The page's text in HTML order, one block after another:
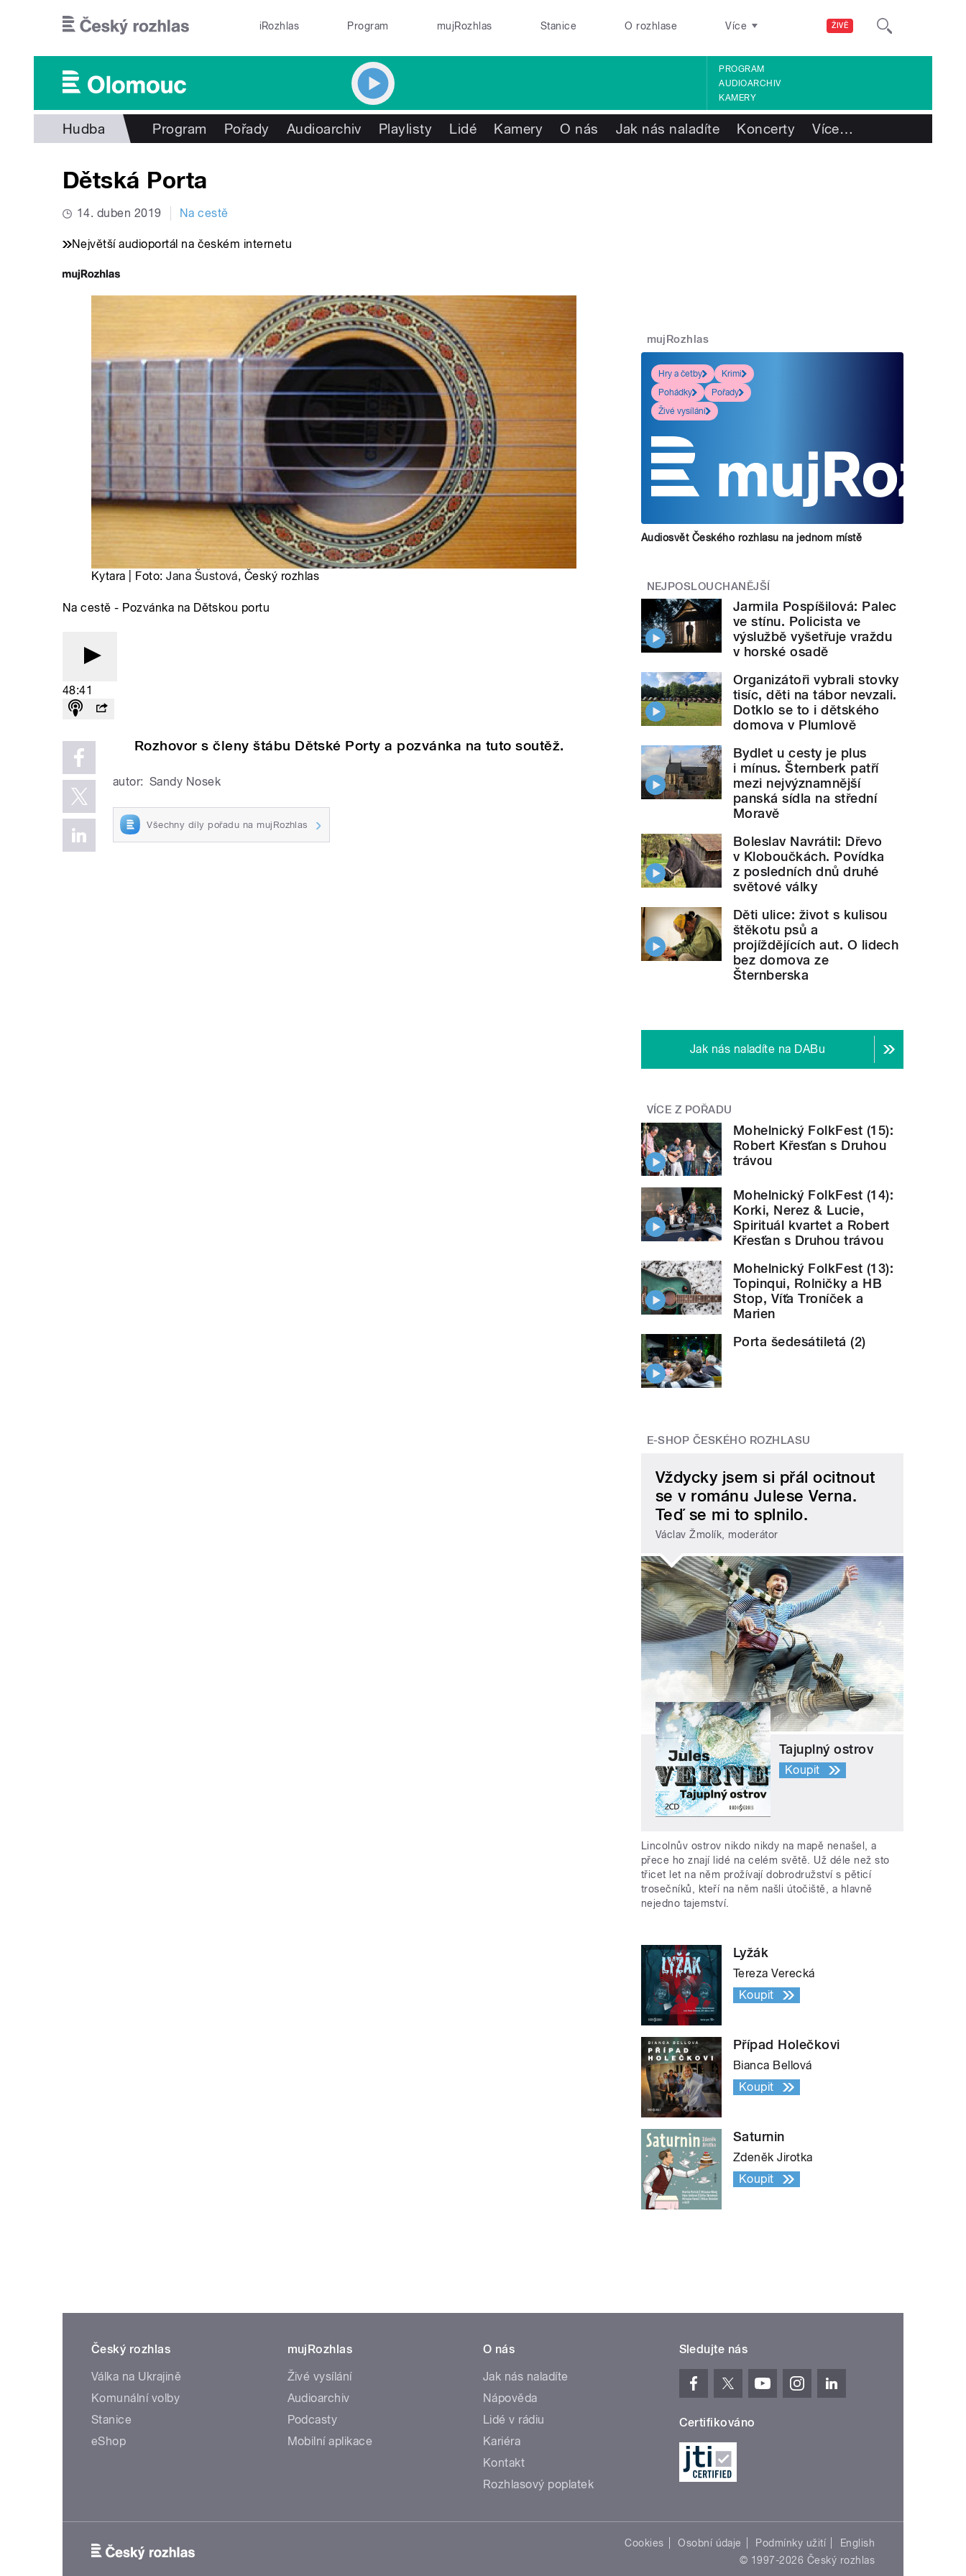
ŽIVĚ
iRozhlas Program mujRozhlas Stanice O rozhlase Více
PROGRAM
AUDIOARCHIV
KAMERY
Hudba Program Pořady Audioarchiv Playlisty Lidé Kamery O nás Jak nás naladíte Koncerty Více…
Dětská Porta
14. duben 2019 Na cestě
Největší audioportál na českém internetu
Kytara | Foto:Jana Šustová, Český rozhlas
Na cestě - Pozvánka na Dětskou portu
48:41
Rozhovor s členy štábu Dětské Porty a pozvánka na tuto soutěž.
autor: Sandy Nosek
Všechny díly pořadu na mujRozhlas
mujRozhlas
Hry a četby
Krimi
Pohádky
Pořady
Živé vysílání
Audiosvět Českého rozhlasu na jednom místě
NEJPOSLOUCHANĚJŠÍ
Jarmila Pospíšilová: Palec
ve stínu. Policista ve
výslužbě vyšetřuje vraždu
v horské osadě
Organizátoři vybrali stovky
tisíc, děti na tábor nevzali.
Dotklo se to i dětského
domova v Plumlově
Bydlet u cesty je plus
i mínus. Šternberk patří
mezi nejvýznamnější
panská sídla na střední
Moravě
Boleslav Navrátil: Dřevo
v Kloboučkách. Povídka
z posledních dnů druhé
světové války
Děti ulice: život s kulisou
štěkotu psů a
projíždějících aut. O lidech
bez domova ze
Šternberska
Jak nás naladíte na DABu
VÍCE Z POŘADU
Mohelnický FolkFest (15):
Robert Křesťan s Druhou
trávou
Mohelnický FolkFest (14):
Korki, Nerez & Lucie,
Spirituál kvartet a Robert
Křesťan s Druhou trávou
Mohelnický FolkFest (13):
Topinqui, Rolničky a HB
Stop, Víťa Troníček a
Marien
Porta šedesátiletá (2)
E-SHOP ČESKÉHO ROZHLASU
Vždycky jsem si přál ocitnout
se v románu Julese Verna.
Teď se mi to splnilo.
Václav Žmolík, moderátor
Tajuplný ostrov
Koupit
Lincolnův ostrov nikdo nikdy na mapě nenašel, a
přece ho znají lidé na celém světě. Už déle než sto
třicet let na něm prožívají dobrodružství s pěticí
trosečníků, kteří na něm našli útočiště, a hlavně
nejedno tajemství.
Lyžák
Tereza Verecká
Koupit
Případ Holečkovi
Bianca Bellová
Koupit
Saturnin
Zdeněk Jirotka
Koupit
Český rozhlas
Válka na Ukrajině
Komunální volby
Stanice
eShop
mujRozhlas
Živé vysílání
Audioarchiv
Podcasty
Mobilní aplikace
O nás
Jak nás naladíte
Nápověda
Lidé v rádiu
Kariéra
Kontakt
Rozhlasový poplatek
Sledujte nás
Certifikováno
Cookies Osobní údaje Podmínky užití
English
© 1997-2026 Český rozhlas